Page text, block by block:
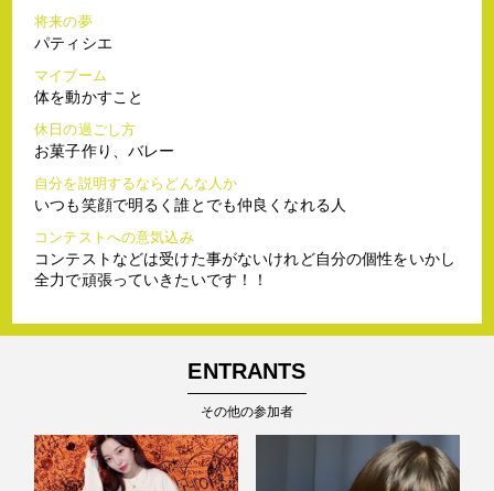
将来の夢
パティシエ
マイブーム
体を動かすこと
休日の過ごし方
お菓子作り、バレー
自分を説明するならどんな人か
いつも笑顔で明るく誰とでも仲良くなれる人
コンテストへの意気込み
コンテストなどは受けた事がないけれど自分の個性をいかし
全力で頑張っていきたいです！！
ENTRANTS
その他の参加者